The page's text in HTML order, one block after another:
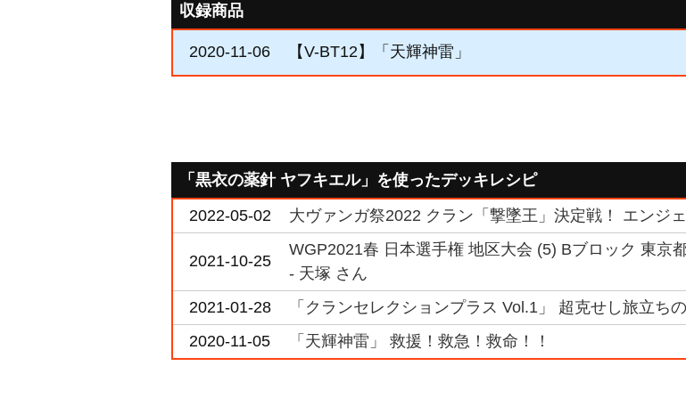
収録商品
2020-11-06 【V-BT12】「天輝神雷」
「黒衣の薬針 ヤフキエル」を使ったデッキレシピ
2022-05-02
大ヴァンガ祭2022 クラン「撃墜王」決定戦！ エンジ
2021-10-25
WGP2021春 日本選手権 地区大会 (5) Bブロック 東
- 天塚 さん
2021-01-28
「クランセレクションプラス Vol.1」 超克せし旅立ち
2020-11-05
「天輝神雷」 救援！救急！救命！！